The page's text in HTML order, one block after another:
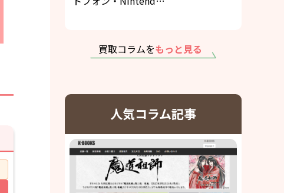
買取コラムをもっと見る
人気コラム記事